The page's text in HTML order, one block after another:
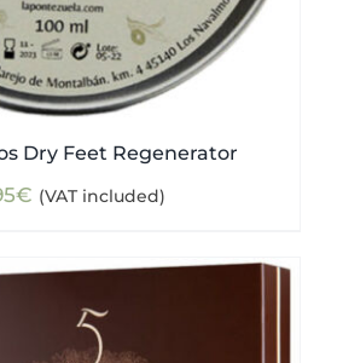
Dry Feet Regenerator
€ (VAT included)